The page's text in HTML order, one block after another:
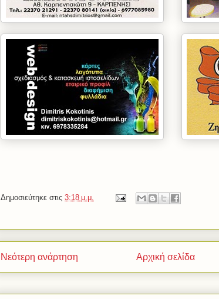
Δημοσιεύτηκε στις 3:18 μ.μ.
Νεότερη ανάρτηση Αρχική σελίδα